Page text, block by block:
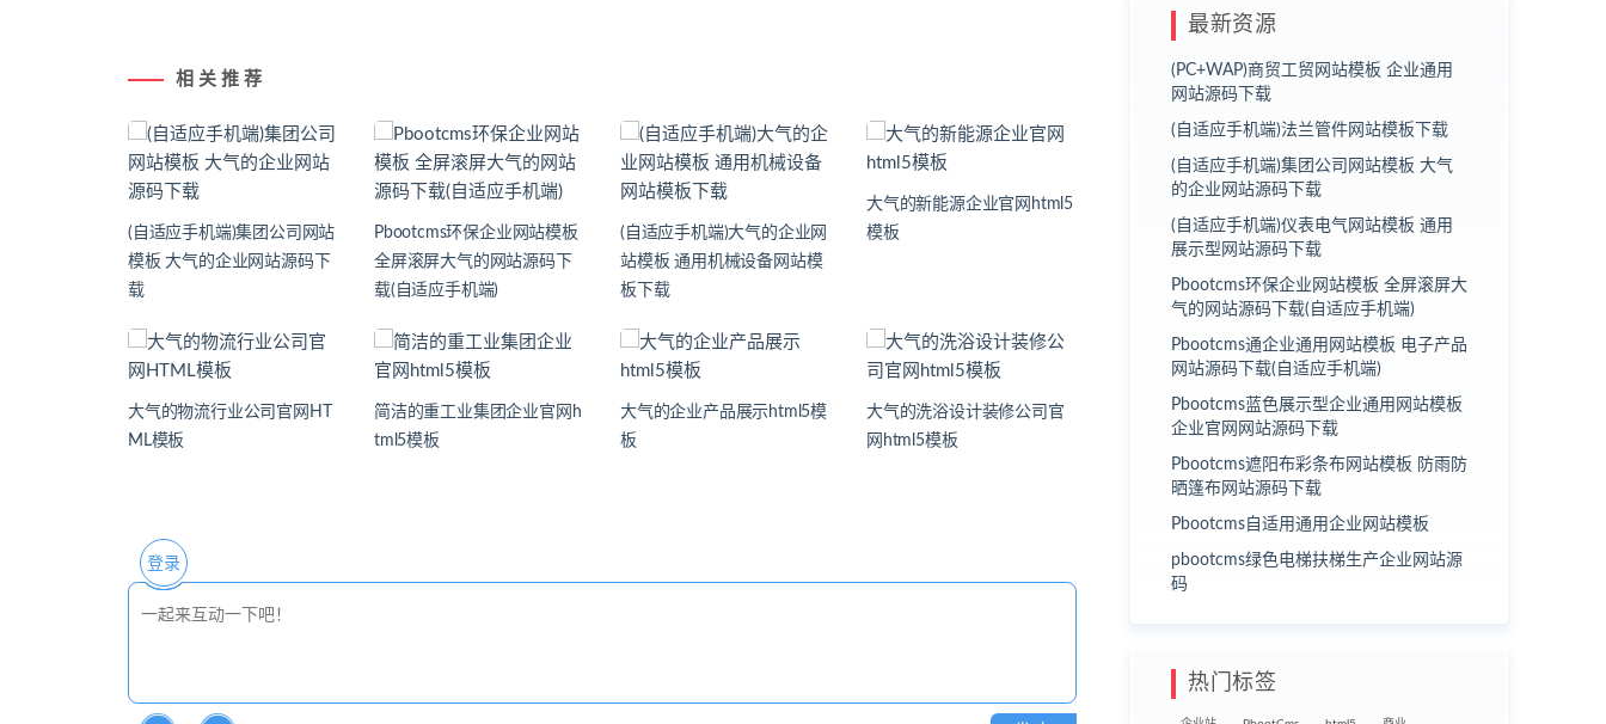
相 关 推 荐
(自适应手机端)集团公司网站
模板 大气的企业网站源码下
载
Pbootcms环保企业网站模板
全屏滚屏大气的网站源码下
载(自适应手机端)
(自适应手机端)大气的企业网
站模板 通用机械设备网站模
板下载
大气的新能源企业官网html5
模板
大气的物流行业公司官网HT
ML模板
简洁的重工业集团企业官网h
tml5模板
大气的企业产品展示html5模
板
大气的洗浴设计装修公司官
网html5模板
登录
最新资源
(PC+WAP)商贸工贸网站模板 企业通用
网站源码下载
(自适应手机端)法兰管件网站模板下载
(自适应手机端)集团公司网站模板 大气
的企业网站源码下载
(自适应手机端)仪表电气网站模板 通用
展示型网站源码下载
Pbootcms环保企业网站模板 全屏滚屏大
气的网站源码下载(自适应手机端)
Pbootcms通企业通用网站模板 电子产品
网站源码下载(自适应手机端)
Pbootcms蓝色展示型企业通用网站模板
企业官网网站源码下载
Pbootcms遮阳布彩条布网站模板 防雨防
晒篷布网站源码下载
Pbootcms自适用通用企业网站模板
pbootcms绿色电梯扶梯生产企业网站源
码
热门标签